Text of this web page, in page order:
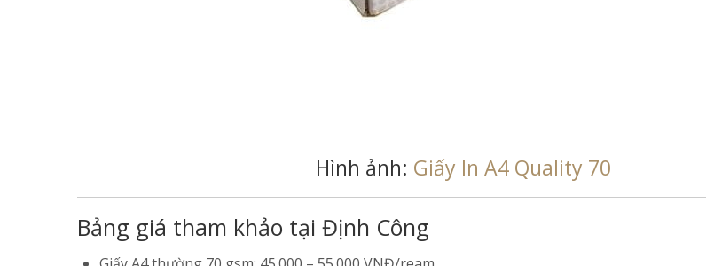
Hình ảnh: Giấy In A4 Quality 70
Bảng giá tham khảo tại Định Công